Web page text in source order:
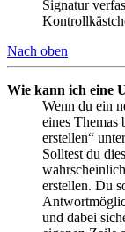
Signatur
Nach oben
Wie kann ich eine
Wenn du ein
eines Themas
erstellen“
Solltest du
erstellen. Du
und dabei